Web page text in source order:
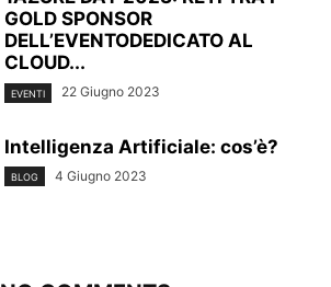
GOLD SPONSOR
DELL’EVENTODEDICATO AL
CLOUD...
EVENTI 22 Giugno 2023
Intelligenza Artificiale: cos’è?
BLOG 4 Giugno 2023